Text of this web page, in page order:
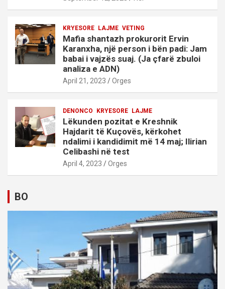
KRYESORE LAJME VETING
Mafia shantazh prokurorit Ervin
Karanxha, një person i bën padi: Jam
babai i vajzës suaj. (Ja çfarë zbuloi
analiza e ADN)
April 21, 2023 Orges
DENONCO KRYESORE LAJME
Lëkunden pozitat e Kreshnik
Hajdarit të Kuçovës, kërkohet
ndalimi i kandidimit më 14 maj; Ilirian
Celibashi në test
April 4, 2023 Orges
BO